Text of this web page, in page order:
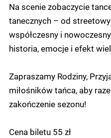
Na scenie zobaczycie
tanecznych – od
współczesny i
historia, emocje i efekt
Zapraszamy Rodziny,
miłośników tańca, aby
zakończenie sezonu!
Cena biletu 55 zł